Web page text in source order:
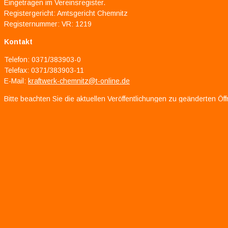
Eingetragen im Vereinsregister.
Registergericht: Amtsgericht Chemnitz
Registernummer: VR: 1219
Kontakt
Telefon: 0371/383903-0
Telefax: 0371/383903-11
E-Mail: kraftwerk-chemnitz@t-online.de
Bitte beachten Sie die aktuellen Veröffentlichungen zu geänderten